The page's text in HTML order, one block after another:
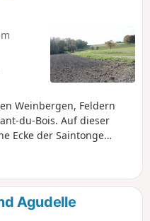
Weinbergen, Feldern
du-Bois. Auf dieser
Ecke der Saintonge
Agudelle